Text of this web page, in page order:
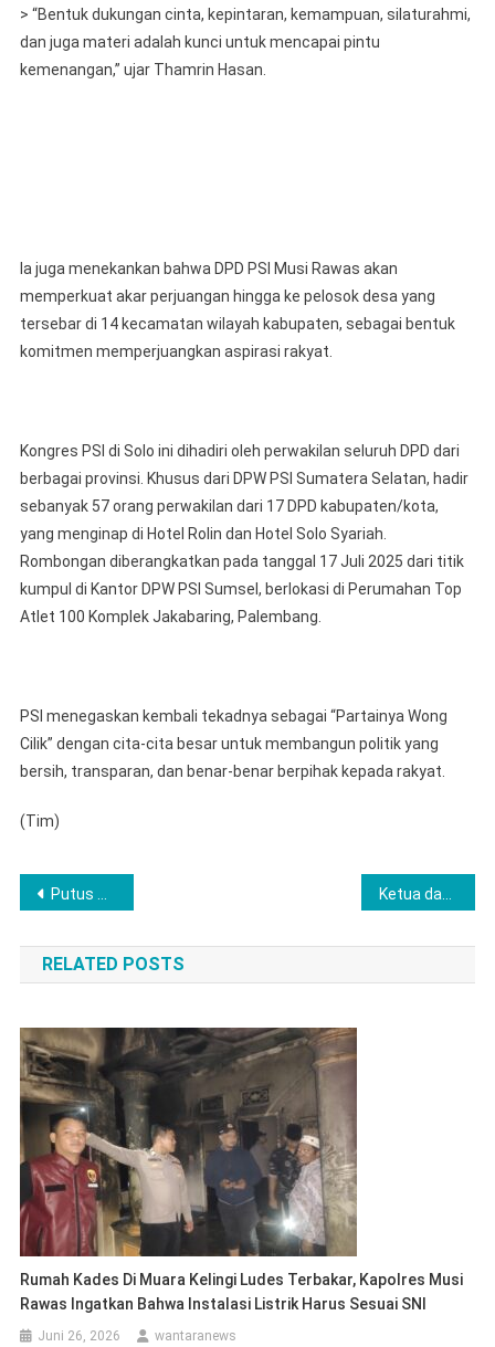
> “Bentuk dukungan cinta, kepintaran, kemampuan, silaturahmi,
dan juga materi adalah kunci untuk mencapai pintu
kemenangan,” ujar Thamrin Hasan.
Ia juga menekankan bahwa DPD PSI Musi Rawas akan
memperkuat akar perjuangan hingga ke pelosok desa yang
tersebar di 14 kecamatan wilayah kabupaten, sebagai bentuk
komitmen memperjuangkan aspirasi rakyat.
Kongres PSI di Solo ini dihadiri oleh perwakilan seluruh DPD dari
berbagai provinsi. Khusus dari DPW PSI Sumatera Selatan, hadir
sebanyak 57 orang perwakilan dari 17 DPD kabupaten/kota,
yang menginap di Hotel Rolin dan Hotel Solo Syariah.
Rombongan diberangkatkan pada tanggal 17 Juli 2025 dari titik
kumpul di Kantor DPW PSI Sumsel, berlokasi di Perumahan Top
Atlet 100 Komplek Jakabaring, Palembang.
PSI menegaskan kembali tekadnya sebagai “Partainya Wong
Cilik” dengan cita-cita besar untuk membangun politik yang
bersih, transparan, dan benar-benar berpihak kepada rakyat.
(Tim)
Navigasi
pos
Putus Mata Rantai Peredaran Narkoba Jenis Ganja, Satresnarkoba Polres Lubuklinggau Tangkap Pelaku berikut Barang Bukti
RELATED POSTS
Rumah Kades Di Muara Kelingi Ludes Terbakar, Kapolres Musi
Rawas Ingatkan Bahwa Instalasi Listrik Harus Sesuai SNI
Juni 26, 2026 wantaranews